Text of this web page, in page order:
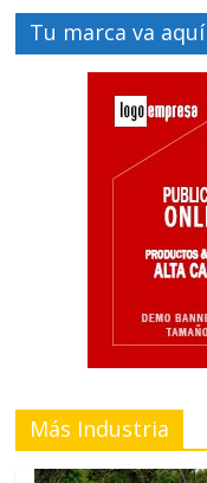
Tu marca va aquí
Más Industria